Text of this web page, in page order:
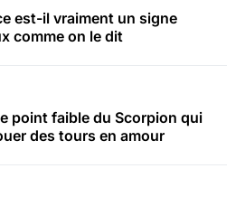
est-il vraiment un signe
comme on le dit
point faible du Scorpion qui
des tours en amour